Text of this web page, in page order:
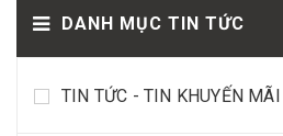
DANH MỤC TIN TỨC
TIN TỨC - TIN KHUYẾN MÃI